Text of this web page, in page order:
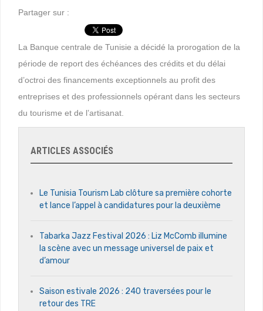
Partager sur :
La Banque centrale de Tunisie a décidé la prorogation de la
période de report des échéances des crédits et du délai
d’octroi des financements exceptionnels au profit des
entreprises et des professionnels opérant dans les secteurs
du tourisme et de l’artisanat.
ARTICLES ASSOCIÉS
Le Tunisia Tourism Lab clôture sa première cohorte
et lance l’appel à candidatures pour la deuxième
Tabarka Jazz Festival 2026 : Liz McComb illumine
la scène avec un message universel de paix et
d’amour
Saison estivale 2026 : 240 traversées pour le
retour des TRE